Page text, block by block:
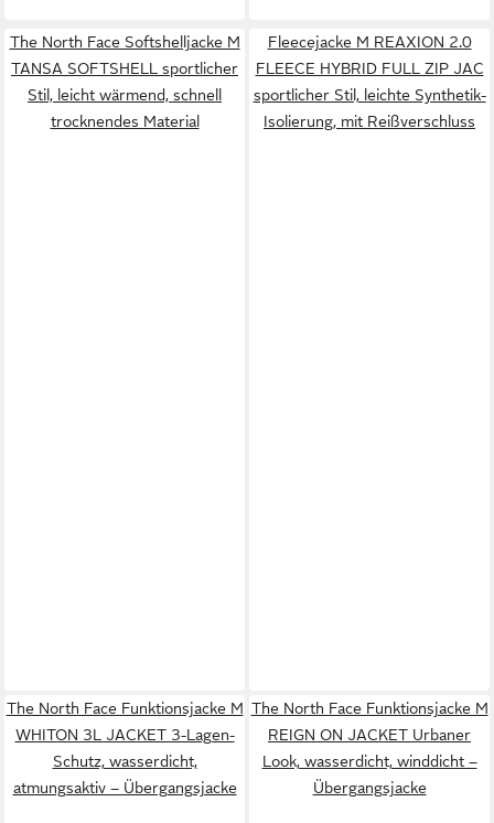
The North Face Softshelljacke M
TANSA SOFTSHELL sportlicher
Stil, leicht wärmend, schnell
trocknendes Material
Fleecejacke M REAXION 2.0
FLEECE HYBRID FULL ZIP JAC
sportlicher Stil, leichte Synthetik-
Isolierung, mit Reißverschluss
The North Face Funktionsjacke M
WHITON 3L JACKET 3-Lagen-
Schutz, wasserdicht,
atmungsaktiv – Übergangsjacke
The North Face Funktionsjacke M
REIGN ON JACKET Urbaner
Look, wasserdicht, winddicht –
Übergangsjacke